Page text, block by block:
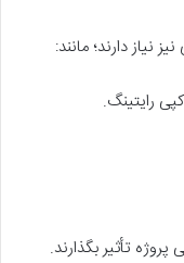
نیاز دارند؛ مانند:
رایتینگ.
تأثیر بگذارند.